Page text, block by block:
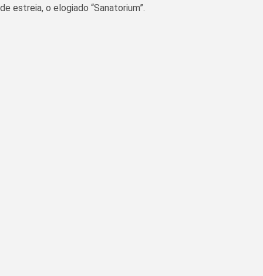
de estreia, o elogiado “Sanatorium”.